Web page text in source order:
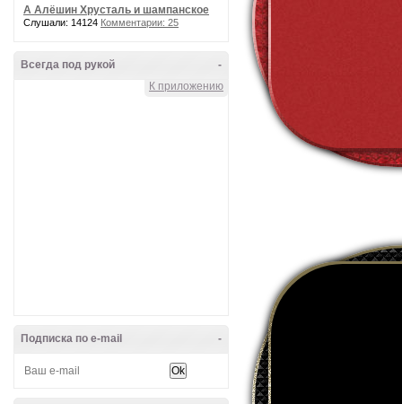
А Алёшин Хрусталь и шампанское
Слушали: 14124 Комментарии: 25
-
Всегда под рукой
К приложению
-
Подписка по e-mail